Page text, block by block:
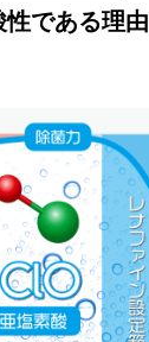
である理由